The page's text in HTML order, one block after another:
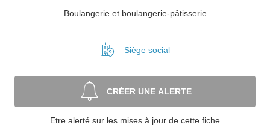
Boulangerie et boulangerie-pâtisserie
Siège social
CRÉER UNE ALERTE
Etre alerté sur les mises à jour de cette fiche